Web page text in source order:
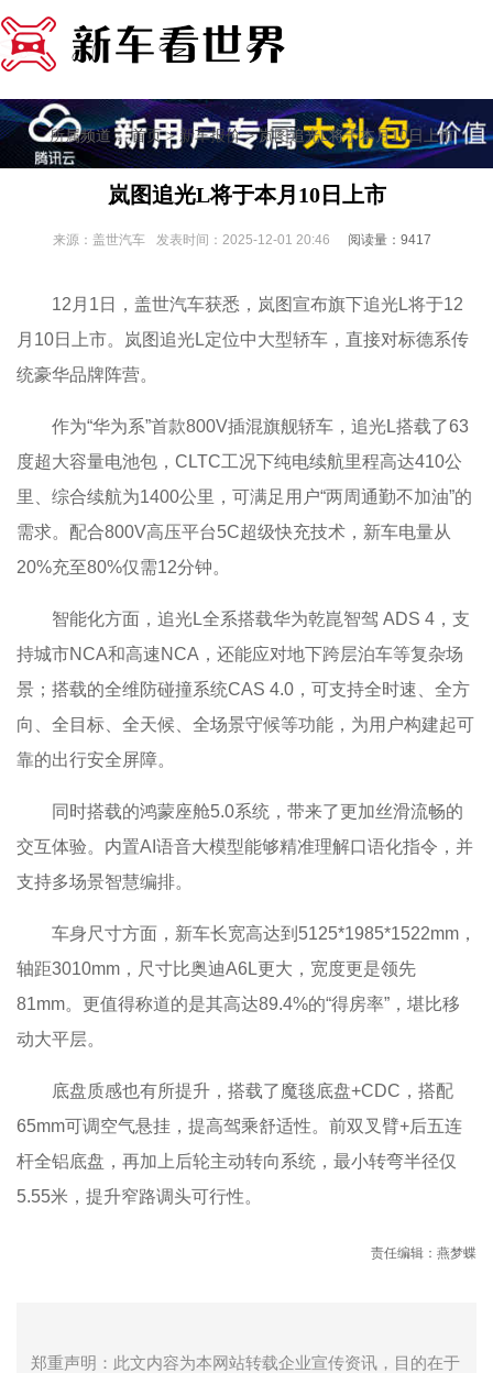
所属频道：首页>新车报价> 岚图追光L将于本月10日上市
岚图追光L将于本月10日上市
来源：盖世汽车 发表时间：2025-12-01 20:46 阅读量：9417
12月1日，盖世汽车获悉，岚图宣布旗下追光L将于12
月10日上市。岚图追光L定位中大型轿车，直接对标德系传
统豪华品牌阵营。
作为“华为系”首款800V插混旗舰轿车，追光L搭载了63
度超大容量电池包，CLTC工况下纯电续航里程高达410公
里、综合续航为1400公里，可满足用户“两周通勤不加油”的
需求。配合800V高压平台5C超级快充技术，新车电量从
20%充至80%仅需12分钟。
智能化方面，追光L全系搭载华为乾崑智驾 ADS 4，支
持城市NCA和高速NCA，还能应对地下跨层泊车等复杂场
景；搭载的全维防碰撞系统CAS 4.0，可支持全时速、全方
向、全目标、全天候、全场景守候等功能，为用户构建起可
靠的出行安全屏障。
同时搭载的鸿蒙座舱5.0系统，带来了更加丝滑流畅的
交互体验。内置AI语音大模型能够精准理解口语化指令，并
支持多场景智慧编排。
车身尺寸方面，新车长宽高达到5125*1985*1522mm，
轴距3010mm，尺寸比奥迪A6L更大，宽度更是领先
81mm。更值得称道的是其高达89.4%的“得房率”，堪比移
动大平层。
底盘质感也有所提升，搭载了魔毯底盘+CDC，搭配
65mm可调空气悬挂，提高驾乘舒适性。前双叉臂+后五连
杆全铝底盘，再加上后轮主动转向系统，最小转弯半径仅
5.55米，提升窄路调头可行性。
责任编辑：燕梦蝶
郑重声明：此文内容为本网站转载企业宣传资讯，目的在于